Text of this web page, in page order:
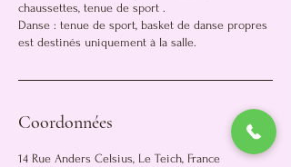
chaussettes, tenue de sport .
Danse : tenue de sport, basket de danse propres
est destinés uniquement à la salle.
Coordonnées
14 Rue Anders Celsius, Le Teich, France